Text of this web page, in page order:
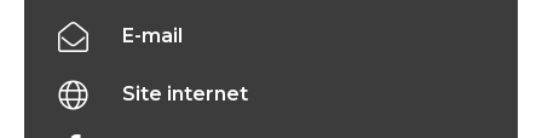
E-mail
Site internet